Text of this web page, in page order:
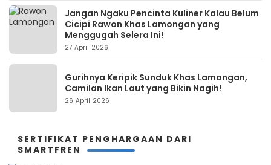
Jangan Ngaku Pencinta Kuliner Kalau Belum
Cicipi Rawon Khas Lamongan yang
Menggugah Selera Ini!
27 April 2026
Gurihnya Keripik Sunduk Khas Lamongan,
Camilan Ikan Laut yang Bikin Nagih!
26 April 2026
SERTIFIKAT PENGHARGAAN DARI
SMARTFREN